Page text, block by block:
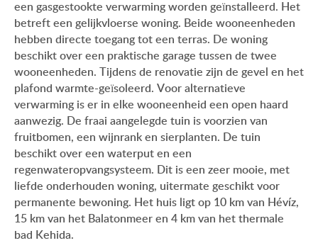
een gasgestookte verwarming worden geïnstalleerd. Het
betreft een gelijkvloerse woning. Beide wooneenheden
hebben directe toegang tot een terras. De woning
beschikt over een praktische garage tussen de twee
wooneenheden. Tijdens de renovatie zijn de gevel en het
plafond warmte-geïsoleerd. Voor alternatieve
verwarming is er in elke wooneenheid een open haard
aanwezig. De fraai aangelegde tuin is voorzien van
fruitbomen, een wijnrank en sierplanten. De tuin
beschikt over een waterput en een
regenwateropvangsysteem. Dit is een zeer mooie, met
liefde onderhouden woning, uitermate geschikt voor
permanente bewoning. Het huis ligt op 10 km van Hévíz,
15 km van het Balatonmeer en 4 km van het thermale
bad Kehida.